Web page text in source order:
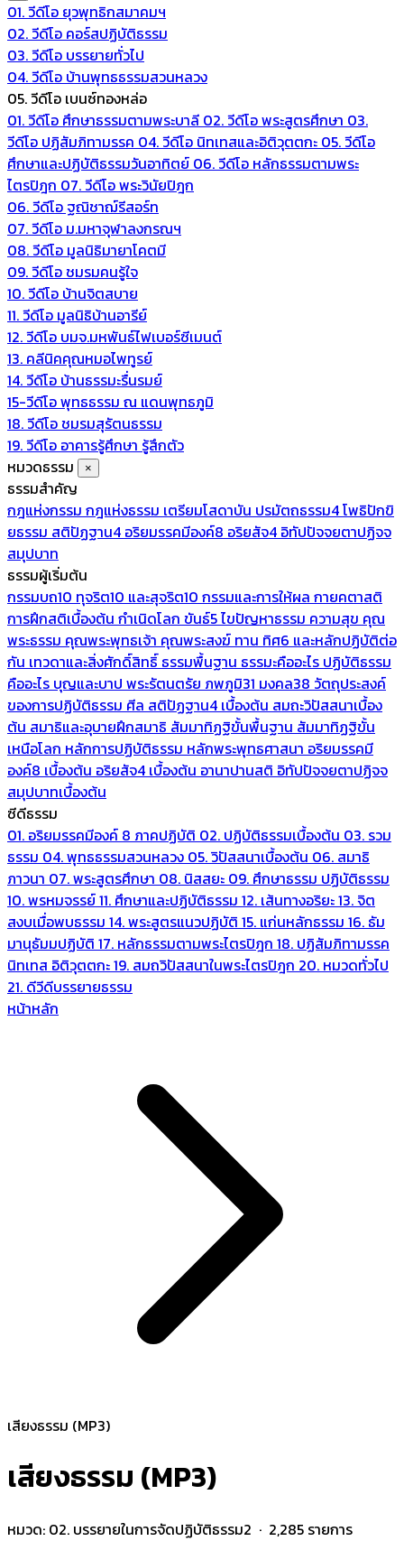
01. วีดีโอ ยุวพุทธิกสมาคมฯ
02. วีดีโอ คอร์สปฏิบัติธรรม
03. วีดีโอ บรรยายทั่วไป
04. วีดีโอ บ้านพุทธธรรมสวนหลวง
05. วีดีโอ เบนซ์ทองหล่อ
01. วีดีโอ ศึกษาธรรมตามพระบาลี 02. วีดีโอ พระสูตรศึกษา 03.
วีดีโอ ปฏิสัมภิทามรรค 04. วีดีโอ นิทเทสและอิติวุตตกะ 05. วีดีโอ
ศึกษาและปฏิบัติธรรมวันอาทิตย์ 06. วีดีโอ หลักธรรมตามพระ
ไตรปิฎก 07. วีดีโอ พระวินัยปิฎก
06. วีดีโอ ฐณิชาฌ์รีสอร์ท
07. วีดีโอ ม.มหาจุฬาลงกรณฯ
08. วีดีโอ มูลนิธิมายาโคตมี
09. วีดีโอ ชมรมคนรู้ใจ
10. วีดีโอ บ้านจิตสบาย
11. วีดีโอ มูลนิธิบ้านอารีย์
12. วีดีโอ บมจ.มหพันธ์ไฟเบอร์ซีเมนต์
13. คลีนิคคุณหมอไพทูรย์
14. วีดีโอ บ้านธรรมะรื่นรมย์
15-วีดีโอ พุทธธรรม ณ แดนพุทธภูมิ
18. วีดีโอ ชมรมสุรัตนธรรม
19. วีดีโอ อาคารรู้ศึกษา รู้สึกตัว
หมวดธรรม
×
ธรรมสำคัญ
กฎแห่งกรรม กฎแห่งธรรม เตรียมโสดาบัน ปรมัตถธรรม4โพธิปักขิ
ยธรรม สติปัฏฐาน4 อริยมรรคมีองค์8 อริยสัจ4 อิทัปปัจจยตาปฏิจจ
สมุปบาท
ธรรมผู้เริ่มต้น
กรรมบถ10 ทุจริต10 และสุจริต10 กรรมและการให้ผล กายคตาสติ
การฝึกสติเบื้องต้น กำเนิดโลก ขันธ์5ไขปัญหาธรรม ความสุข คุณ
พระธรรม คุณพระพุทธเจ้า คุณพระสงฆ์ ทาน ทิศ6 และหลักปฏิบัติต่อ
กัน เทวดาและสิ่งศักดิ์สิทธิ์ธรรมพื้นฐาน ธรรมะคืออะไร ปฏิบัติธรรม
คืออะไร บุญและบาป พระรัตนตรัย ภพภูมิ31 มงคล38 วัตถุประสงค์
ของการปฏิบัติธรรม ศีล สติปัฏฐาน4 เบื้องต้น สมถะวิปัสสนาเบื้อง
ต้น สมาธิและอุบายฝึกสมาธิ สัมมาทิฏฐิขั้นพื้นฐาน สัมมาทิฏฐิขั้น
เหนือโลก หลักการปฏิบัติธรรม หลักพระพุทธศาสนา อริยมรรคมี
องค์8 เบื้องต้น อริยสัจ4 เบื้องต้น อานาปานสติ อิทัปปัจจยตาปฏิจจ
สมุปบาทเบื้องต้น
ซีดีธรรม
01. อริยมรรคมีองค์ 8 ภาคปฏิบัติ 02. ปฏิบัติธรรมเบื้องต้น 03. รวม
ธรรม 04. พุทธธรรมสวนหลวง 05. วิปัสสนาเบื้องต้น 06. สมาธิ
ภาวนา 07. พระสูตรศึกษา 08. นิสสยะ 09. ศึกษาธรรม ปฏิบัติธรรม
10. พรหมจรรย์11. ศึกษาและปฏิบัติธรรม 12. เส้นทางอริยะ13. จิต
สงบเมื่อพบธรรม 14. พระสูตรแนวปฏิบัติ 15. แก่นหลักธรรม 16. ธัม
มานุธัมมปฏิบัติ 17. หลักธรรมตามพระไตรปิฎก 18. ปฏิสัมภิทามรรค
นิทเทส อิติวุตตกะ19. สมถวิปัสสนาในพระไตรปิฎก 20. หมวดทั่วไป
21. ดีวีดีบรรยายธรรม
หน้าหลัก
เสียงธรรม (MP3)
เสียงธรรม (MP3)
หมวด: 02. บรรยายในการจัดปฏิบัติธรรม2 · 2,285 รายการ